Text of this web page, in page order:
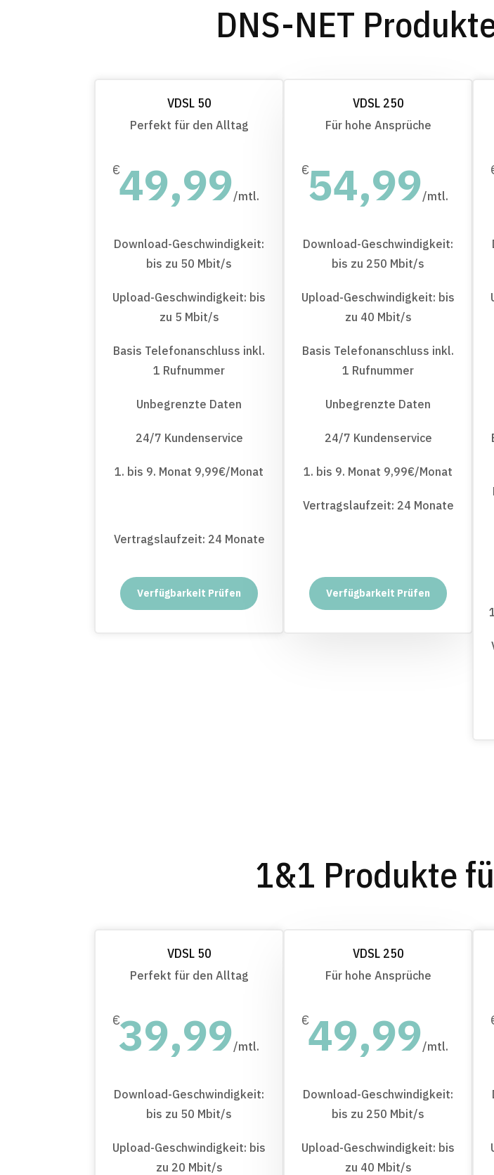
DNS-NET
VDSL 50
Perfekt für den Alltag
€49,99/mtl.
Download-Geschwindigkeit:
bis zu 50 Mbit/s
Upload-Geschwindigkeit: bis
zu 5 Mbit/s
Basis Telefonanschluss inkl.
1 Rufnummer
Unbegrenzte Daten
24/7 Kundenservice
1. bis 9. Monat 9,99€/Monat
Vertragslaufzeit: 24 Monate
Verfügbarkeit Prüfen
VDSL 250
Für hohe Ansprüche
€54,99/mtl.
Download-Geschwindigkeit:
bis zu 250 Mbit/s
Upload-Geschwindigkeit: bis
zu 40 Mbit/s
Basis Telefonanschluss inkl.
1 Rufnummer
Unbegrenzte Daten
24/7 Kundenservice
1. bis 9. Monat 9,99€/Monat
Vertragslaufzeit: 24 Monate
Verfügbarkeit Prüfen
1&1 Produkte
VDSL 50
Perfekt für den Alltag
€39,99/mtl.
Download-Geschwindigkeit:
bis zu 50 Mbit/s
Upload-Geschwindigkeit: bis
zu 20 Mbit/s
VDSL 250
Für hohe Ansprüche
€49,99/mtl.
Download-Geschwindigkeit:
bis zu 250 Mbit/s
Upload-Geschwindigkeit: bis
zu 40 Mbit/s